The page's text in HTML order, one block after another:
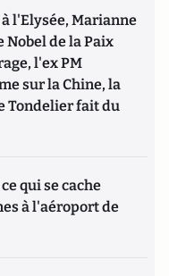
l'Elysée, Marianne
Nobel de la Paix
l'ex PM
sur la Chine, la
Tondelier fait du
qui se cache
à l'aéroport de